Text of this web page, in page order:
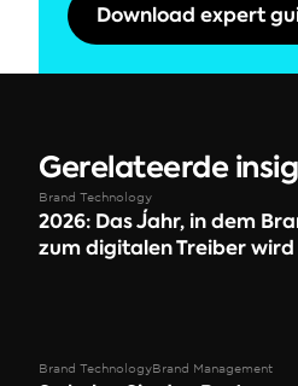
Download expert
Gerelateerde
Brand Technology
2026: Das Jahr, in dem
zum digitalen Treiber wird
Brand TechnologyBrand Management